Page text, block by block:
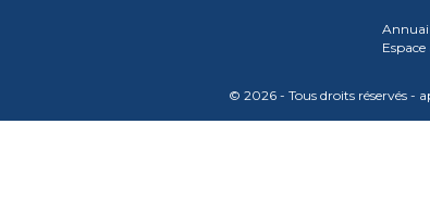
© 2026 - Tous droits réservés -